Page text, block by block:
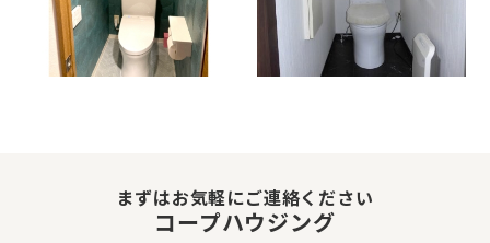
まずはお気軽にご連絡ください
コープハウジング